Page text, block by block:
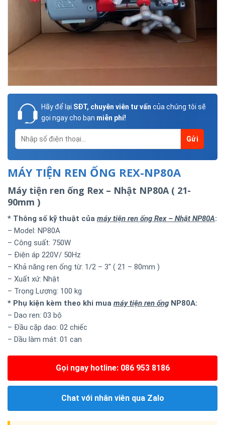
Hãy để lại SĐT, chuyên viên tư vấn của chúng tôi sẽ
gọi ngay cho bạn miễn phí!
MÁY TIỆN REN ỐNG REX-NP80A
Máy tiện ren ống Rex – Nhật NP80A ( 21-
90mm )
* Thông số kỹ thuật của máy tiện ren ống Rex – Nhật NP80A:
– Model: NP80A
– Công suất: 750W
– Điện áp 220V/ 50Hz
– Khả năng ren ống từ: 1/2 – 3″ ( 21 – 80mm )
– Xuất xứ: Nhật
– Trọng Lượng: 100 kg
* Phụ kiện kèm theo khi mua máy tiện ren ống NP80A:
– Dao ren: 03 bộ
– Đầu cặp dao: 02 chiếc
– Dầu làm mát: 01 can
Gọi ngay hotline: 086 953 8186
Chat với nhân viên qua Zalo